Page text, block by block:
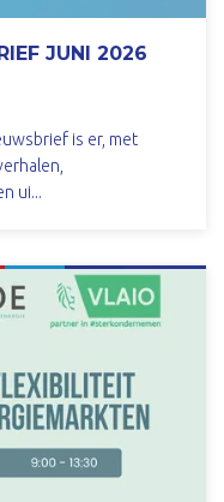
JUNI 2026
is er, met
ui...